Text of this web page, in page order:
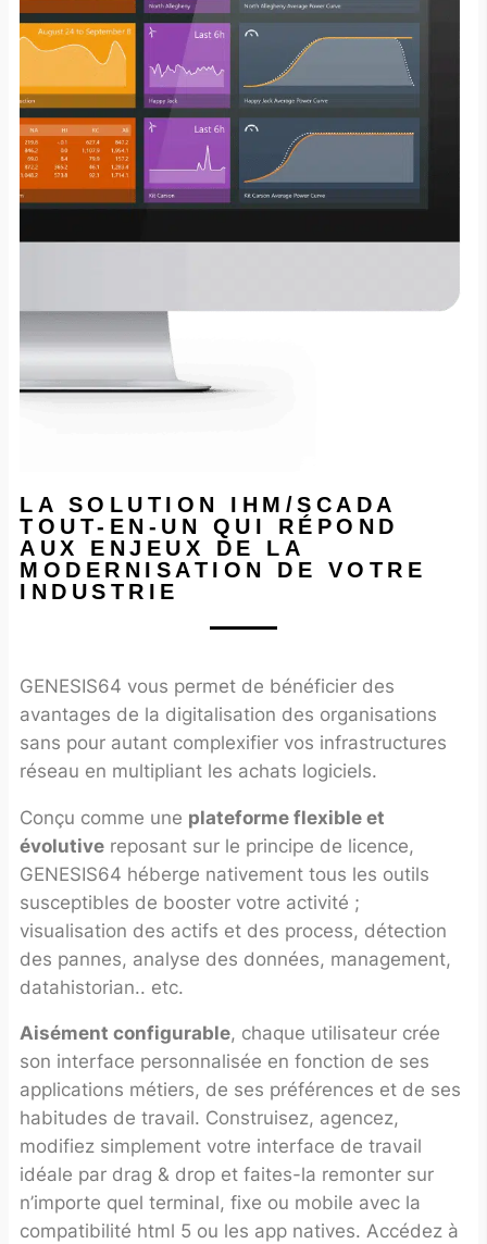
LA SOLUTION IHM/SCADA
TOUT-EN-UN QUI RÉPOND
AUX ENJEUX DE LA
MODERNISATION DE VOTRE
INDUSTRIE
GENESIS64 vous permet de bénéficier des
avantages de la digitalisation des organisations
sans pour autant complexifier vos infrastructures
réseau en multipliant les achats logiciels.
Conçu comme une plateforme flexible et
évolutive reposant sur le principe de licence,
GENESIS64 héberge nativement tous les outils
susceptibles de booster votre activité ;
visualisation des actifs et des process, détection
des pannes, analyse des données, management,
datahistorian.. etc.
Aisément configurable, chaque utilisateur crée
son interface personnalisée en fonction de ses
applications métiers, de ses préférences et de ses
habitudes de travail. Construisez, agencez,
modifiez simplement votre interface de travail
idéale par drag & drop et faites-la remonter sur
n’importe quel terminal, fixe ou mobile avec la
compatibilité html 5 ou les app natives. Accédez à